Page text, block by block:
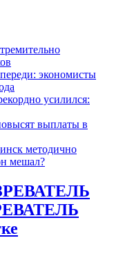
экономисты
усилился:
выплаты в
методично
мешал?